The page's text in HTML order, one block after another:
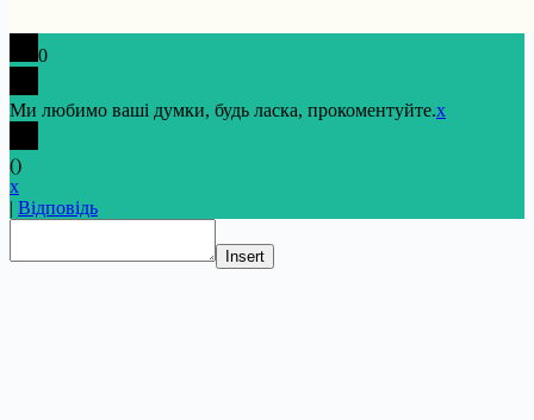
0
Ми любимо ваші думки, будь ласка, прокоментуйте.x
()
x
| Відповідь
Insert